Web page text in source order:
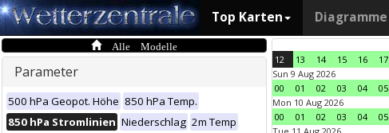
Top Karten Diagramme
Alle Modelle
Parameter
500 hPa Geopot. Höhe 850 hPa Temp.
850 hPa Stromlinien Niederschlag 2m Temp
12 13 14 15 16 17
Sun 9 Aug 2026
00
01 02 03 04 05
Mon 10 Aug 2026
00
01 02 03 04 05